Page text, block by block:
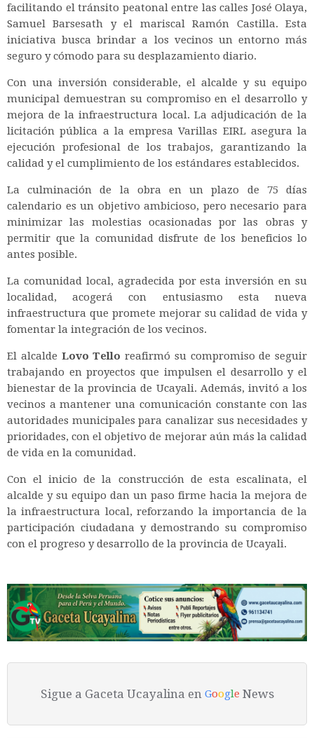
facilitando el tránsito peatonal entre las calles José Olaya,
Samuel Barsesath y el mariscal Ramón Castilla. Esta
iniciativa busca brindar a los vecinos un entorno más
seguro y cómodo para su desplazamiento diario.
Con una inversión considerable, el alcalde y su equipo
municipal demuestran su compromiso en el desarrollo y
mejora de la infraestructura local. La adjudicación de la
licitación pública a la empresa Varillas EIRL asegura la
ejecución profesional de los trabajos, garantizando la
calidad y el cumplimiento de los estándares establecidos.
La culminación de la obra en un plazo de 75 días
calendario es un objetivo ambicioso, pero necesario para
minimizar las molestias ocasionadas por las obras y
permitir que la comunidad disfrute de los beneficios lo
antes posible.
La comunidad local, agradecida por esta inversión en su
localidad, acogerá con entusiasmo esta nueva
infraestructura que promete mejorar su calidad de vida y
fomentar la integración de los vecinos.
El alcalde Lovo Tello reafirmó su compromiso de seguir
trabajando en proyectos que impulsen el desarrollo y el
bienestar de la provincia de Ucayali. Además, invitó a los
vecinos a mantener una comunicación constante con las
autoridades municipales para canalizar sus necesidades y
prioridades, con el objetivo de mejorar aún más la calidad
de vida en la comunidad.
Con el inicio de la construcción de esta escalinata, el
alcalde y su equipo dan un paso firme hacia la mejora de
la infraestructura local, reforzando la importancia de la
participación ciudadana y demostrando su compromiso
con el progreso y desarrollo de la provincia de Ucayali.
Sigue a Gaceta Ucayalina en Google News